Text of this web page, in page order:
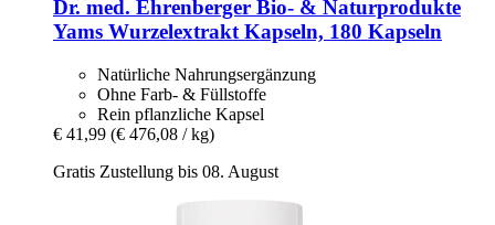
Dr. med. Ehrenberger Bio- & Naturprodukte
Yams Wurzelextrakt Kapseln, 180 Kapseln
Natürliche Nahrungsergänzung
Ohne Farb- & Füllstoffe
Rein pflanzliche Kapsel
€ 41,99 (€ 476,08 / kg)
Gratis Zustellung bis 08. August